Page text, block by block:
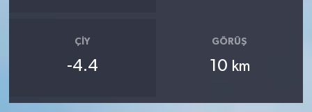
ÇIY
-4.4
GÖRÜŞ
10 km